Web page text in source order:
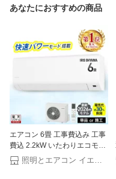
あなたにおすすめの商品
エアコン 6畳 工事費込み 工事
費込 2.2kW いたわりエコモー
ド プラス 快速パワー機能 時
短 時短で冷暖房 電気代 削減
照明とエアコン イエプロ